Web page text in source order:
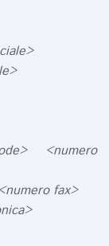
<numero
fax>